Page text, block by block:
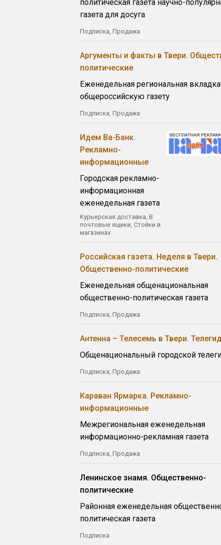
политическая газета научно-
газета для досуга
Подписка, Продажа
Аргументы и факты в Твери.
политические
Еженедельная региональная
общероссийскую газету
Подписка, Продажа
Идем Ва-Банк.
Рекламно-
информационные
Городская рекламно-
информационная
еженедельная газета
Курьерская доставка, В
почтовые ящики, Стойки в
магазинах
Российская газета. Неделя в Твери.
Общественно-политические
Еженедельная общенациональная
общественно-политическая газета
Подписка, Продажа
Антенна – Телесемь в Твери.
Общенациональный городской
Подписка, Продажа
Караван Ярмарка. Рекламно-
информационные
Межрегиональная еженедельная
информационно-рекламная газета
Подписка, Продажа
Ленинское знамя. Общественно-
политические
Районная еженедельная
политическая газета
Подписка